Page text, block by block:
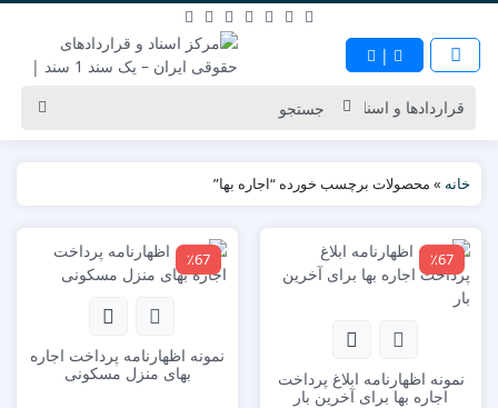
|
خانه » محصولات برچسب خورده “اجاره بها”
٪67
نمونه اظهارنامه ابلاغ پرداخت
اجاره بها برای آخرین بار
٪67
نمونه اظهارنامه پرداخت اجاره
بهای منزل مسکونی